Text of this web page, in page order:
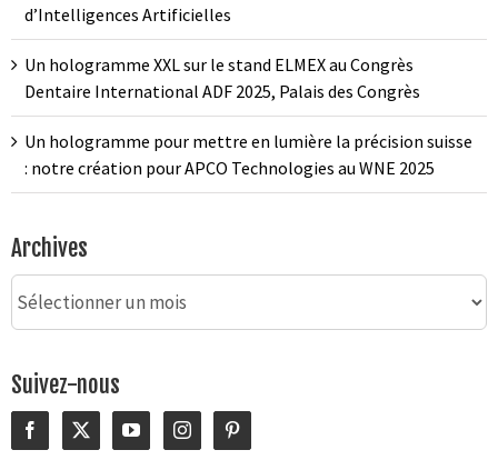
d’Intelligences Artificielles
Un hologramme XXL sur le stand ELMEX au Congrès
Dentaire International ADF 2025, Palais des Congrès
Un hologramme pour mettre en lumière la précision suisse
: notre création pour APCO Technologies au WNE 2025
Archives
Archives
Suivez-nous